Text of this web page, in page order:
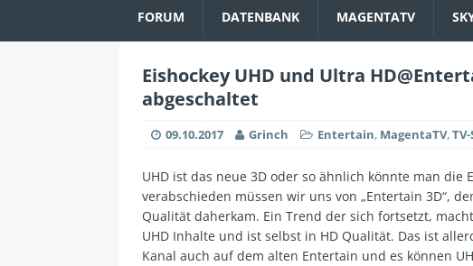
FORUM DATENBANK MAGENTATV
Eishockey UHD und Ultra
abgeschaltet
09.10.2017 Grinch Entertain, MagentaTV,
UHD ist das neue 3D oder so ähnlich könnte man
verabschieden müssen wir uns von „Entertain 3D“,
Qualität daherkam. Ein Trend der sich fortsetzt,
UHD Inhalte und ist selbst in HD Qualität. Das ist
Kanal auch auf dem alten Entertain und es können